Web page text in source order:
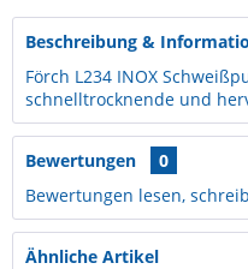
Beschreibung &
Förch L234 INOX
schnelltrocknende und
Bewertungen
0
Bewertungen lesen,
Ähnliche Artikel